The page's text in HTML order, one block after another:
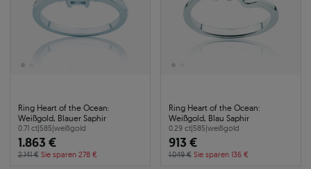
Ring Heart of the Ocean:
Weißgold, Blauer Saphir
0.71 ct|585|weißgold
1.863 €
2.141 € Sie sparen 278 €
Ring Heart of the Ocean:
Weißgold, Blau Saphir
0.29 ct|585|weißgold
913 €
1.049 € Sie sparen 136 €